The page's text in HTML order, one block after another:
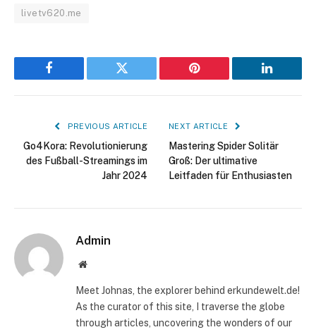
livetv620.me
Facebook Twitter Pinterest LinkedIn
PREVIOUS ARTICLE
Go4Kora: Revolutionierung
des Fußball-Streamings im
Jahr 2024
NEXT ARTICLE
Mastering Spider Solitär
Groß: Der ultimative
Leitfaden für Enthusiasten
Admin
Website
Meet Johnas, the explorer behind erkundewelt.de!
As the curator of this site, I traverse the globe
through articles, uncovering the wonders of our